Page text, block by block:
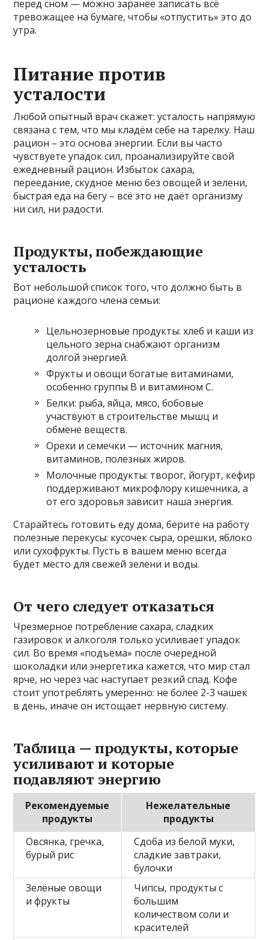
перед сном — можно заранее записать всё
тревожащее на бумаге, чтобы «отпустить» это до
утра.
Питание против
усталости
Любой опытный врач скажет: усталость напрямую
связана с тем, что мы кладём себе на тарелку. Наш
рацион – это основа энергии. Если вы часто
чувствуете упадок сил, проанализируйте свой
ежедневный рацион. Избыток сахара,
переедание, скудное меню без овощей и зелени,
быстрая еда на бегу – всё это не даёт организму
ни сил, ни радости.
Продукты, побеждающие
усталость
Вот небольшой список того, что должно быть в
рационе каждого члена семьи:
Цельнозерновые продукты: хлеб и каши из
цельного зерна снабжают организм
долгой энергией.
Фрукты и овощи богатые витаминами,
особенно группы B и витамином C.
Белки: рыба, яйца, мясо, бобовые
участвуют в строительстве мышц и
обмене веществ.
Орехи и семечки — источник магния,
витаминов, полезных жиров.
Молочные продукты: творог, йогурт, кефир
поддерживают микрофлору кишечника, а
от его здоровья зависит наша энергия.
Старайтесь готовить еду дома, берите на работу
полезные перекусы: кусочек сыра, орешки, яблоко
или сухофрукты. Пусть в вашем меню всегда
будет место для свежей зелени и воды.
От чего следует отказаться
Чрезмерное потребление сахара, сладких
газировок и алкоголя только усиливает упадок
сил. Во время «подъема» после очередной
шоколадки или энергетика кажется, что мир стал
ярче, но через час наступает резкий спад. Кофе
стоит употреблять умеренно: не более 2-3 чашек
в день, иначе он истощает нервную систему.
Таблица — продукты, которые
усиливают и которые
подавляют энергию
Рекомендуемые
продукты
Нежелательные
продукты
Овсянка, гречка,
бурый рис
Сдоба из белой муки,
сладкие завтраки,
булочки
Зелёные овощи
и фрукты
Чипсы, продукты с
большим
количеством соли и
красителей